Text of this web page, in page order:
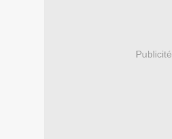
Publicité